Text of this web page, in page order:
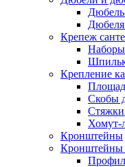
Дюбеля
Крепеж
Наборы
Крепление
Скобы
Стяжки
Хомут-
Кронштейны
Кронштейны